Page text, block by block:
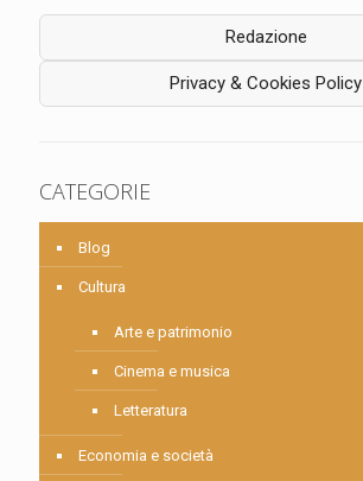
Redazione
Privacy & Cookies Policy
CATEGORIE
Blog
Cultura
Arte e patrimonio
Cinema e musica
Letteratura
Economia e società